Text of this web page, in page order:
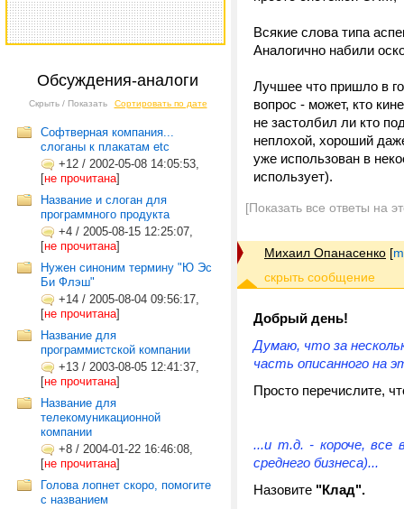
Обсуждения-аналоги
Скрыть / Показать Сортировать по дате
Софтверная компания...
слоганы к плакатам etc
+12 / 2002-05-08 14:05:53,
[не прочитана]
Название и слоган для
программного продукта
+4 / 2005-08-15 12:25:07,
[не прочитана]
Нужен синоним термину "Ю Эс
Би Флэш"
+14 / 2005-08-04 09:56:17,
[не прочитана]
Название для
программистской компании
+13 / 2003-08-05 12:41:37,
[не прочитана]
Название для
телекомуникационной
компании
+8 / 2004-01-22 16:46:08,
[не прочитана]
Голова лопнет скоро, помогите
с названием
Всякие слова типа
Аналогично набили
Лучшее что пришло в
вопрос - может, кто
не застолбил ли кто
неплохой, хороший
уже использован в
использует).
[Показать все ответы на
Михаил Опанасенко [
Добрый день!
Думаю, что за
часть описанного на
Просто перечислите,
...и т.д. - короче, все
среднего бизнеса)...
Назовите "Клад".